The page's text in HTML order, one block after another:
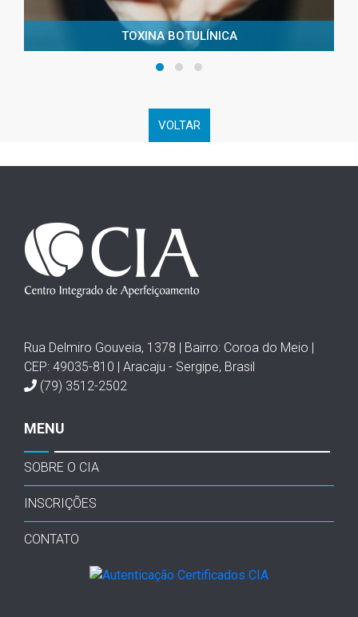
TOXINA BOTULÍNICA
VOLTAR
Rua Delmiro Gouveia, 1378 | Bairro: Coroa do Meio |
CEP: 49035-810 | Aracaju - Sergipe, Brasil
(79) 3512-2502
MENU
SOBRE O CIA
INSCRIÇÕES
CONTATO